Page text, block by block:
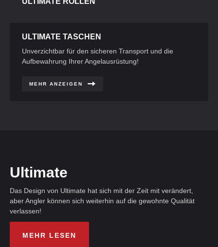
ULTIMATE TASCHEN
Unverzichtbar für den sicheren Transport und die
Aufbewahrung Ihrer Angelausrüstung!
MEHR ANZEIGEN
Ultimate
Das Design von Ultimate hat sich mit der Zeit mit verändert,
aber Angler können sich weiterhin auf die gewohnte Qualität
verlassen!
MEHR LESEN